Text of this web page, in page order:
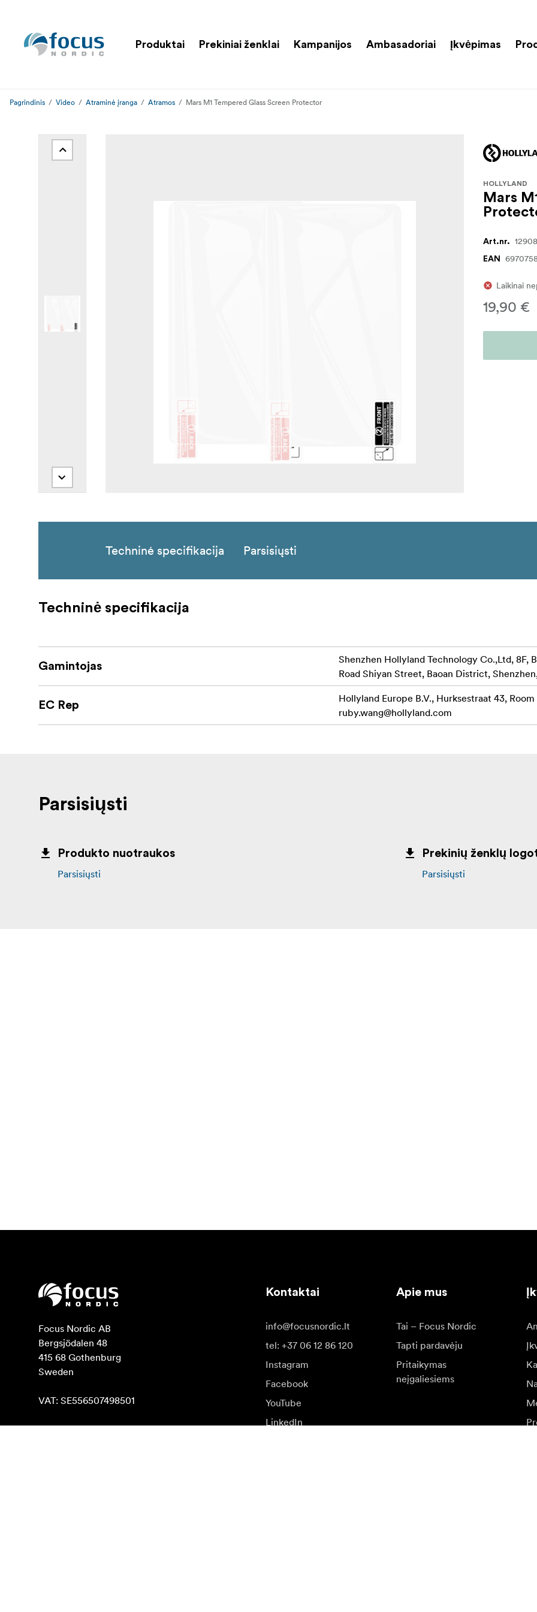
Produktai Prekiniai ženklai Kampanijos Ambasadoriai Įkvėpimas
Pagrindinis Video Atraminė įranga Atramos Mars M1 Tempered Glass Screen Protector
HOLLYLAND
Mars
Art.nr.
EAN
Laikinai
19,90 €
Techninė specifikacija Parsisiųsti
Techninė specifikacija
Gamintojas
Shenzhen Hollyland Technology Co.,Ltd, 8F,
Road Shiyan Street, Baoan District,
EC Rep
Hollyland Europe B.V., Hurksestraat 43,
ruby.wang@hollyland.com
Parsisiųsti
Produkto nuotraukos
Parsisiųsti
Prekinių ženklų
Parsisiųsti
Focus Nordic AB
Bergsjödalen 48
415 68 Gothenburg
Sweden
VAT: SE556507498501
Rasti Google Maps
Kontaktai
info@focusnordic.lt
tel: +37 06 12 86 120
Instagram
Facebook
YouTube
LinkedIn
Apie mus
Tai – Focus Nordic
Tapti pardavėju
Pritaikymas
neįgaliesiems